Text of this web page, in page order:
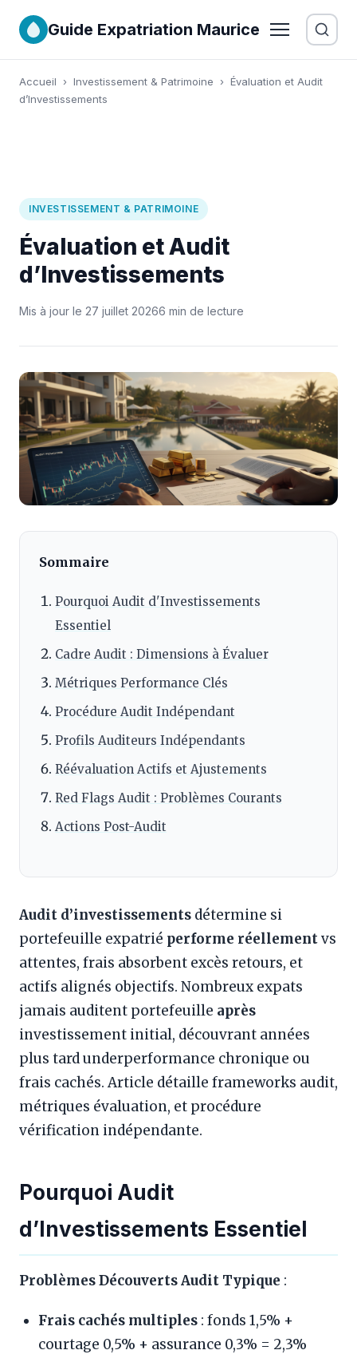
Guide Expatriation Maurice
Accueil › Investissement & Patrimoine › Évaluation et Audit
d’Investissements
INVESTISSEMENT & PATRIMOINE
Évaluation et Audit
d’Investissements
Mis à jour le 27 juillet 20266 min de lecture
Sommaire
Pourquoi Audit d'Investissements
Essentiel
Cadre Audit : Dimensions à Évaluer
Métriques Performance Clés
Procédure Audit Indépendant
Profils Auditeurs Indépendants
Réévaluation Actifs et Ajustements
Red Flags Audit : Problèmes Courants
Actions Post-Audit
Audit d’investissements détermine si
portefeuille expatrié performe réellementvs
attentes, frais absorbent excès retours, et
actifs alignés objectifs. Nombreux expats
jamais auditent portefeuille après
investissement initial, découvrant années
plus tard underperformance chronique ou
frais cachés. Article détaille frameworks audit,
métriques évaluation, et procédure
vérification indépendante.
Pourquoi Audit
d’Investissements Essentiel
Problèmes Découverts Audit Typique :
Frais cachés multiples : fonds 1,5% +
courtage 0,5% + assurance 0,3% = 2,3%